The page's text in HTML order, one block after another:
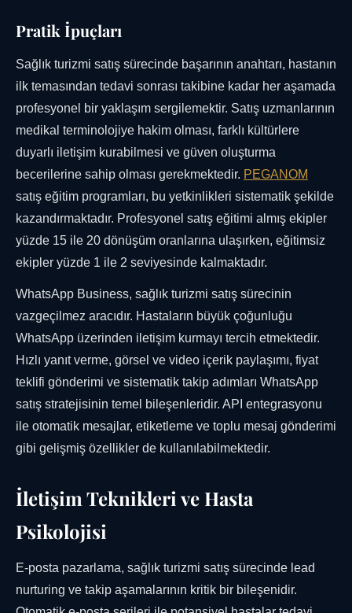
Pratik İpuçları
Sağlık turizmi satış sürecinde başarının anahtarı, hastanın
ilk temasından tedavi sonrası takibine kadar her aşamada
profesyonel bir yaklaşım sergilemektir. Satış uzmanlarının
medikal terminolojiye hakim olması, farklı kültürlere
duyarlı iletişim kurabilmesi ve güven oluşturma
becerilerine sahip olması gerekmektedir. PEGANOM
satış eğitim programları, bu yetkinlikleri sistematik şekilde
kazandırmaktadır. Profesyonel satış eğitimi almış ekipler
yüzde 15 ile 20 dönüşüm oranlarına ulaşırken, eğitimsiz
ekipler yüzde 1 ile 2 seviyesinde kalmaktadır.
WhatsApp Business, sağlık turizmi satış sürecinin
vazgeçilmez aracıdır. Hastaların büyük çoğunluğu
WhatsApp üzerinden iletişim kurmayı tercih etmektedir.
Hızlı yanıt verme, görsel ve video içerik paylaşımı, fiyat
teklifi gönderimi ve sistematik takip adımları WhatsApp
satış stratejisinin temel bileşenleridir. API entegrasyonu
ile otomatik mesajlar, etiketleme ve toplu mesaj gönderimi
gibi gelişmiş özellikler de kullanılabilmektedir.
İletişim Teknikleri ve Hasta
Psikolojisi
E-posta pazarlama, sağlık turizmi satış sürecinde lead
nurturing ve takip aşamalarının kritik bir bileşenidir.